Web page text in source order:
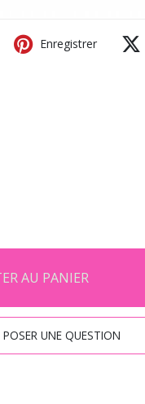
Enregistrer
AU PANIER
UNE QUESTION